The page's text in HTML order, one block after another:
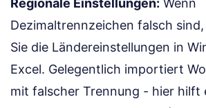
Regionale Einstellungen: Wenn
Dezimaltrennzeichen falsch
Sie die Ländereinstellungen in
Excel. Gelegentlich importiert
mit falscher Trennung - hier hilft